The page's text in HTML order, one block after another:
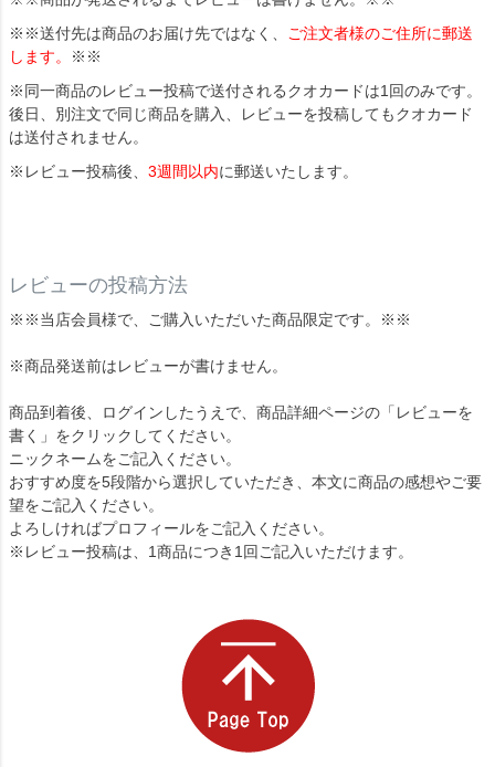
※※送付先は商品のお届け先ではなく、
ご注文者様のご住所に郵送
します。
※※
※同一商品のレビュー投稿で送付されるクオカードは1回のみです。
後日、別注文で同じ商品を購入、レビューを投稿してもクオカード
は送付されません。
※レビュー投稿後、 3週間以内に郵送いたします。
レビューの投稿方法
※※当店会員様で、ご購入いただいた商品限定です。※※
※商品発送前はレビューが書けません。
商品到着後、ログインしたうえで、商品詳細ページの「レビューを
書く」をクリックしてください。
ニックネームをご記入ください。
おすすめ度を5段階から選択していただき、本文に商品の感想やご要
望をご記入ください。
よろしければプロフィールをご記入ください。
※レビュー投稿は、1商品につき1回ご記入いただけます。